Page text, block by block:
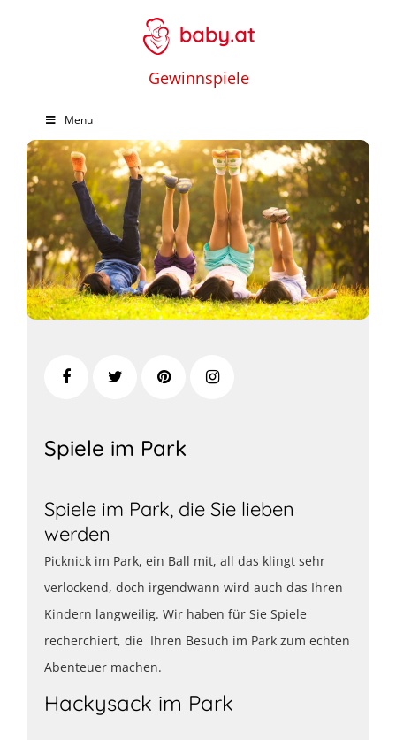
Gewinnspiele
Menu
Spiele im Park
Spiele im Park, die Sie lieben
werden
Picknick im Park, ein Ball mit, all das klingt sehr
verlockend, doch irgendwann wird auch das Ihren
Kindern langweilig. Wir haben für Sie Spiele
recherchiert, die Ihren Besuch im Park zum echten
Abenteuer machen.
Hackysack im Park